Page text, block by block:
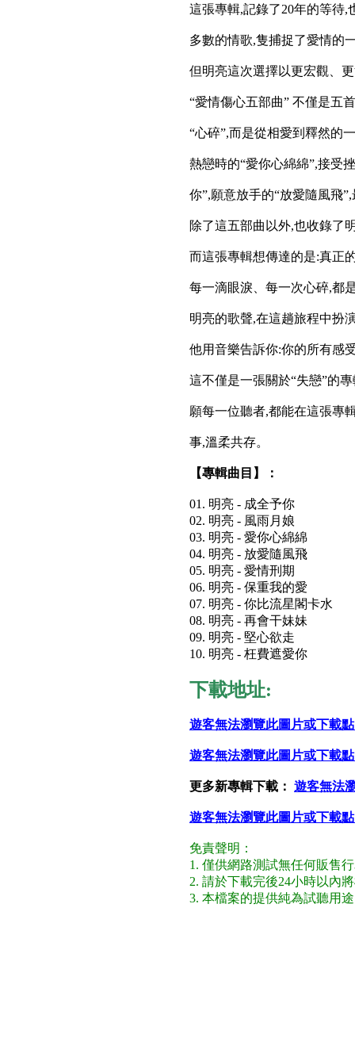
這張專輯,記錄了20年的等待,
多數的情歌,隻捕捉了愛情的
但明亮這次選擇以更宏觀、
“愛情傷心五部曲” 不僅是五
“心碎”,而是從相愛到釋然的
熱戀時的“愛你心綿綿”,接受
你”,願意放手的“放愛隨風飛
除了這五部曲以外,也收錄了
而這張專輯想傳達的是:真正
每一滴眼淚、每一次心碎,都
明亮的歌聲,在這趟旅程中扮
他用音樂告訴你:你的所有感
這不僅是一張關於“失戀”的
願每一位聽者,都能在這張專
事,溫柔共存。
【專輯曲目】：
01. 明亮 - 成全予你
02. 明亮 - 風雨月娘
03. 明亮 - 愛你心綿綿
04. 明亮 - 放愛隨風飛
05. 明亮 - 愛情刑期
06. 明亮 - 保重我的愛
07. 明亮 - 你比流星閣卡水
08. 明亮 - 再會干妹妹
09. 明亮 - 堅心欲走
10. 明亮 - 枉費遮愛你
下載地址:
遊客無法瀏覽此圖片或下載
遊客無法瀏覽此圖片或下載
更多新專輯下載： 遊客無法
遊客無法瀏覽此圖片或下載
免責聲明：
1. 僅供網路測試無任何販售
2. 請於下載完後24小時以內
3. 本檔案的提供純為試聽用